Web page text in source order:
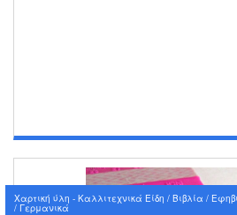
Χαρτική ύλη - Καλλιτεχνικά Είδη / Βιβλία /
/ Γερμανικά